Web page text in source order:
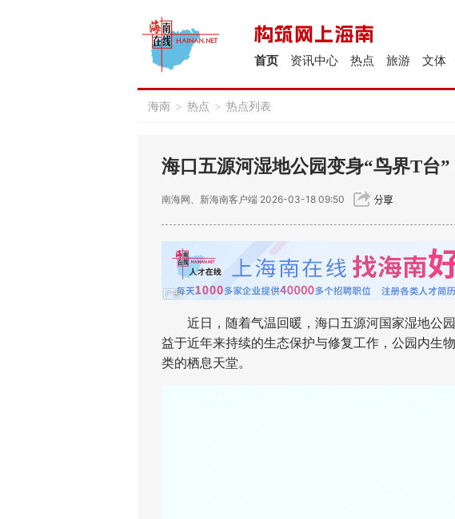
文体
旅游
热点
资讯中心
首页
海南 > 热点 > 热点列表
海口五源河湿地公园变身“鸟界T台
南海网、新海南客户端 2026-03-18 09:50
近日，随着气温回暖，海口五源河国家湿地公园
益于近年来持续的生态保护与修复工作，公园内生
类的栖息天堂。